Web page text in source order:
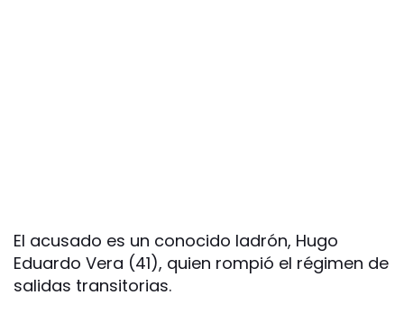
El acusado es un conocido ladrón, Hugo
Eduardo Vera (41), quien rompió el régimen de
salidas transitorias.